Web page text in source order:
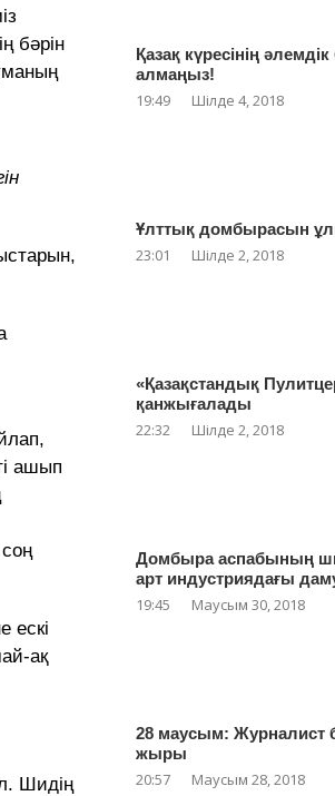
бəрін
ашып
ескі
ақ
Шидің
Қазақ күресінің
алмаңыз!
19:49 Шілде 4, 2018
Ұлттық домбырасын
23:01 Шілде 2, 2018
«Қазақстандық
қанжығалады
22:32 Шілде 2, 2018
Домбыра аспабының
арт индустриядағы
19:45 Маусым 30, 2018
28 маусым:
жыры
20:57 Маусым 28, 2018